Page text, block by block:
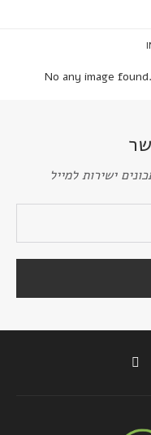
No any image
ישירות למייל